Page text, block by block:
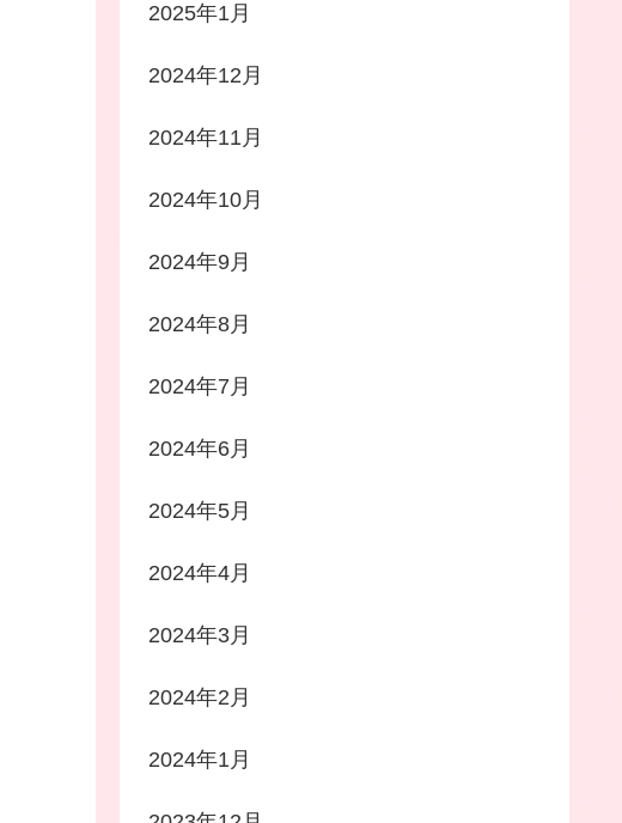
2025年1月
2024年12月
2024年11月
2024年10月
2024年9月
2024年8月
2024年7月
2024年6月
2024年5月
2024年4月
2024年3月
2024年2月
2024年1月